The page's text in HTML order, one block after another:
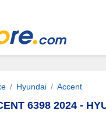
/ Hyundai / Accent
6398 2024 -